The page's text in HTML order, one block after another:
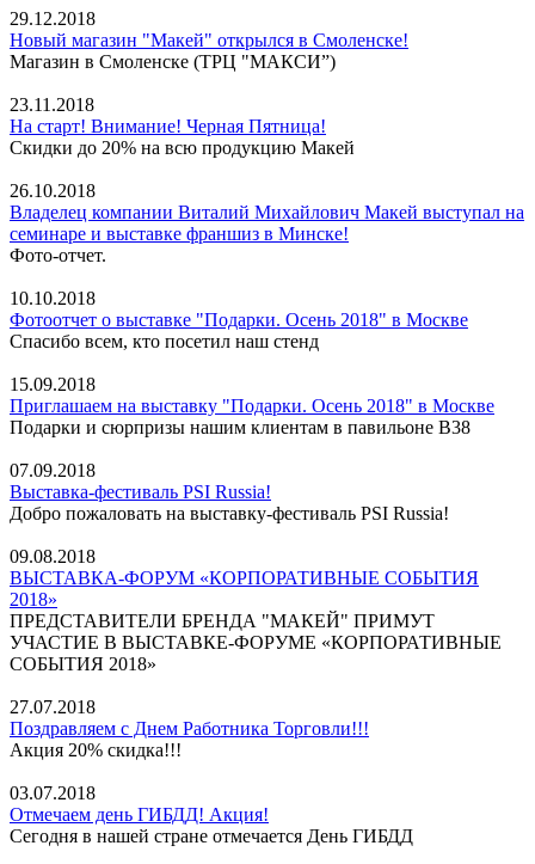
29.12.2018
Новый магазин "Макей" открылся в Смоленске!
Магазин в Смоленске (ТРЦ "МАКСИ”)
23.11.2018
На старт! Внимание! Черная Пятница!
Скидки до 20% на всю продукцию Макей
26.10.2018
Владелец компании Виталий Михайлович Макей выступал на
семинаре и выставке франшиз в Минске!
Фото-отчет.
10.10.2018
Фотоотчет о выставке "Подарки. Осень 2018" в Москве
Спасибо всем, кто посетил наш стенд
15.09.2018
Приглашаем на выставку "Подарки. Осень 2018" в Москве
Подарки и сюрпризы нашим клиентам в павильоне В38
07.09.2018
Выставка-фестиваль PSI Russia!
Добро пожаловать на выставку-фестиваль PSI Russia!
09.08.2018
ВЫСТАВКА-ФОРУМ «КОРПОРАТИВНЫЕ СОБЫТИЯ
2018»
ПРЕДСТАВИТЕЛИ БРЕНДА "МАКЕЙ" ПРИМУТ
УЧАСТИЕ В ВЫСТАВКЕ-ФОРУМЕ «КОРПОРАТИВНЫЕ
СОБЫТИЯ 2018»
27.07.2018
Поздравляем с Днем Работника Торговли!!!
Акция 20% скидка!!!
03.07.2018
Отмечаем день ГИБДД! Акция!
Сегодня в нашей стране отмечается День ГИБДД